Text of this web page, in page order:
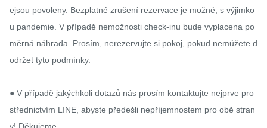
ejsou povoleny. Bezplatné zrušení rezervace je možné, s výjimko
u pandemie. V případě nemožnosti check-inu bude vyplacena po
měrná náhrada. Prosím, nerezervujte si pokoj, pokud nemůžete d
održet tyto podmínky.
● V případě jakýchkoli dotazů nás prosím kontaktujte nejprve pro
střednictvím LINE, abyste předešli nepříjemnostem pro obě stran